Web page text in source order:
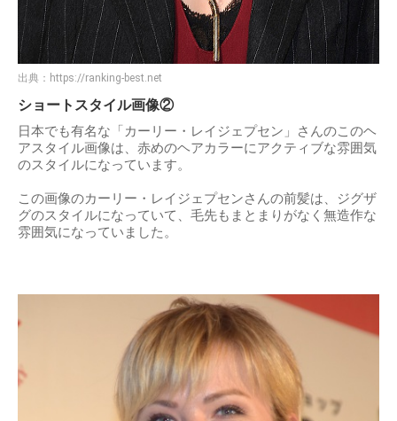
出典： https://ranking-best.net
ショートスタイル画像②
日本でも有名な「カーリー・レイジェプセン」さんのこのヘ
アスタイル画像は、赤めのヘアカラーにアクティブな雰囲気
のスタイルになっています。
この画像のカーリー・レイジェプセンさんの前髪は、ジグザ
グのスタイルになっていて、毛先もまとまりがなく無造作な
雰囲気になっていました。